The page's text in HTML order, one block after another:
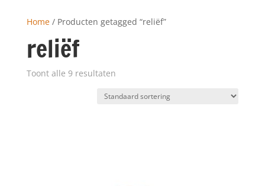
Home/ Producten getagged “reliëf”
reliëf
Toont alle 9 resultaten